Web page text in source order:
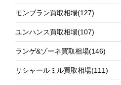
モンブラン買取相場(127)
ユンハンス買取相場(107)
ランゲ&ゾーネ買取相場(146)
リシャールミル買取相場(111)